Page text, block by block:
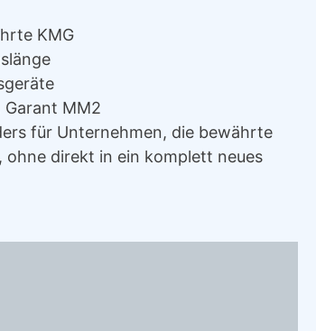
KMG
Garant MM2
für Unternehmen, die bewährte
direkt in ein komplett neues